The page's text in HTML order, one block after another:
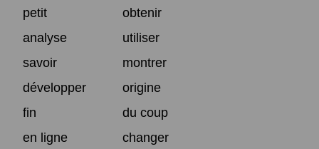
petit
obtenir
analyse
utiliser
savoir
montrer
développer
origine
fin
du coup
en ligne
changer